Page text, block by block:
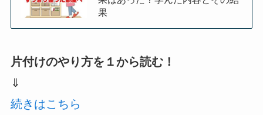
果
片付けのやり方を１から読む！
⇓
続きはこちら